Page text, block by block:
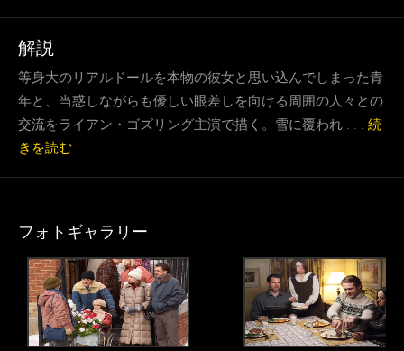
解説
等身大のリアルドールを本物の彼女と思い込んでしまった青
年と、当惑しながらも優しい眼差しを向ける周囲の人々との
交流をライアン・ゴズリング主演で描く。雪に覆われ . . . 続
きを読む
フォトギャラリー